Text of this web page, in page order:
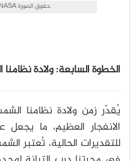
حقوق الصورة ESA, Hubble, NASA
الخطوة السابعة: ولادة